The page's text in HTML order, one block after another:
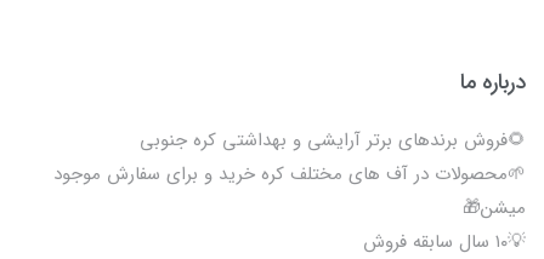
درباره ما
🌻فروش برندهای برتر آرایشی و بهداشتی کره جنوبی
🌱محصولات در آف های مختلف کره خرید و برای سفارش موجود
میشن🎁
💡۱۰ سال سابقه فروش